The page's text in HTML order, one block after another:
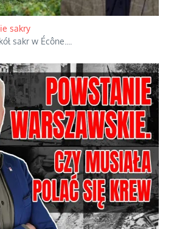
niepowtarzalnym i tłumaczenie,
po to, żeby później znowu jakiegoś
...